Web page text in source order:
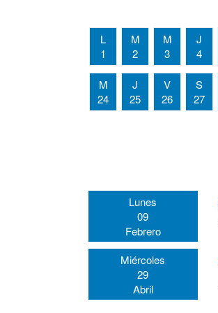
L
1
M
2
M
3
J
4
M
24
J
25
V
26
S
27
Lunes
09
Febrero
Miércoles
29
Abril